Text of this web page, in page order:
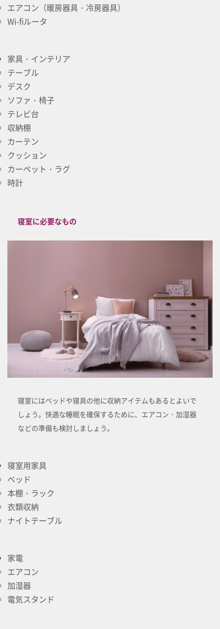
エアコン（暖房器具・冷房器具）
Wi-fiルータ
家具・インテリア
テーブル
デスク
ソファ・椅子
テレビ台
収納棚
カーテン
クッション
カーペット・ラグ
時計
寝室に必要なもの
寝室にはベッドや寝具の他に収納アイテムもあるとよいで
しょう。快適な睡眠を確保するために、エアコン・加湿器
などの準備も検討しましょう。
寝室用家具
ベッド
本棚・ラック
衣類収納
ナイトテーブル
家電
エアコン
加湿器
電気スタンド